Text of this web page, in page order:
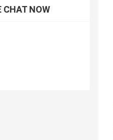
CHAT NOW